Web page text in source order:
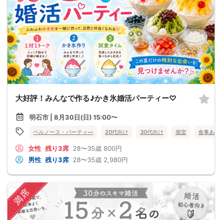
大好評！みんなで作る♪かき氷婚活パーティー♡
明石市 | 8月30日(日) 15:00〜
ベルノース・パーティ― 20代向け 30代向け 個室 食事あり
女性 残り3席 28〜35歳 800円
男性 残り3席 28〜35歳 2,980円
満席